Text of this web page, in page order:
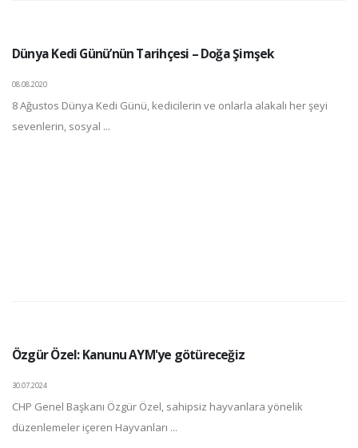
Dünya Kedi Günü’nün Tarihçesi – Doğa Şimşek
08.08.2020
8 Ağustos Dünya Kedi Günü, kedicilerin ve onlarla alakalı her şeyi
sevenlerin, sosyal ...
Özgür Özel: Kanunu AYM'ye götüreceğiz
30.07.2024
CHP Genel Başkanı Özgür Özel, sahipsiz hayvanlara yönelik
düzenlemeler içeren Hayvanları ...